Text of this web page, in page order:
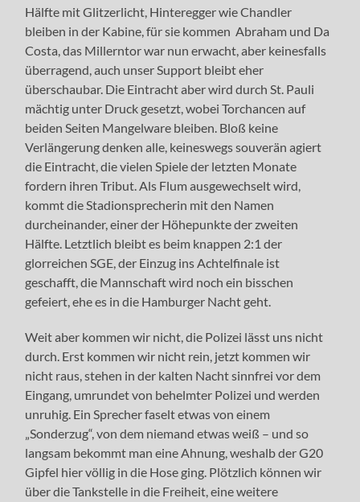
Hälfte mit Glitzerlicht, Hinteregger wie Chandler
bleiben in der Kabine, für sie kommen Abraham und Da
Costa, das Millerntor war nun erwacht, aber keinesfalls
überragend, auch unser Support bleibt eher
überschaubar. Die Eintracht aber wird durch St. Pauli
mächtig unter Druck gesetzt, wobei Torchancen auf
beiden Seiten Mangelware bleiben. Bloß keine
Verlängerung denken alle, keineswegs souverän agiert
die Eintracht, die vielen Spiele der letzten Monate
fordern ihren Tribut. Als Flum ausgewechselt wird,
kommt die Stadionsprecherin mit den Namen
durcheinander, einer der Höhepunkte der zweiten
Hälfte. Letztlich bleibt es beim knappen 2:1 der
glorreichen SGE, der Einzug ins Achtelfinale ist
geschafft, die Mannschaft wird noch ein bisschen
gefeiert, ehe es in die Hamburger Nacht geht.
Weit aber kommen wir nicht, die Polizei lässt uns nicht
durch. Erst kommen wir nicht rein, jetzt kommen wir
nicht raus, stehen in der kalten Nacht sinnfrei vor dem
Eingang, umrundet von behelmter Polizei und werden
unruhig. Ein Sprecher faselt etwas von einem
„Sonderzug“, von dem niemand etwas weiß – und so
langsam bekommt man eine Ahnung, weshalb der G20
Gipfel hier völlig in die Hose ging. Plötzlich können wir
über die Tankstelle in die Freiheit, eine weitere